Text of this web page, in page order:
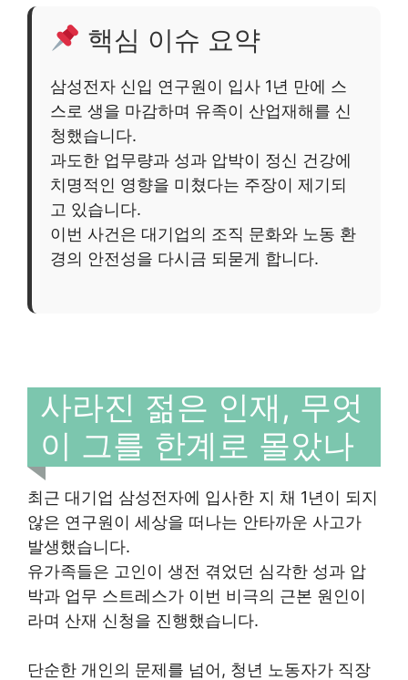
핵심 이슈 요약
삼성전자 신입 연구원이 입사 1년 만에 스
스로 생을 마감하며 유족이 산업재해를 신
청했습니다.
과도한 업무량과 성과 압박이 정신 건강에
치명적인 영향을 미쳤다는 주장이 제기되
고 있습니다.
이번 사건은 대기업의 조직 문화와 노동 환
경의 안전성을 다시금 되묻게 합니다.
사라진 젊은 인재, 무엇
이 그를 한계로 몰았나
최근 대기업 삼성전자에 입사한 지 채 1년이 되지
않은 연구원이 세상을 떠나는 안타까운 사고가
발생했습니다.
유가족들은 고인이 생전 겪었던 심각한 성과 압
박과 업무 스트레스가 이번 비극의 근본 원인이
라며 산재 신청을 진행했습니다.
단순한 개인의 문제를 넘어, 청년 노동자가 직장